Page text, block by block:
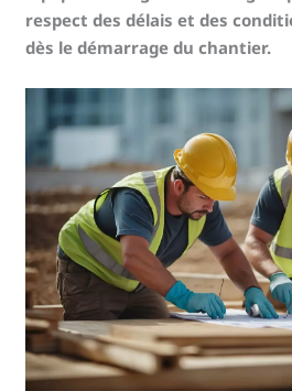
respect des délais et des
dès le démarrage du chantier.